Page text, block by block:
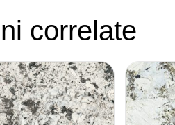
correlate